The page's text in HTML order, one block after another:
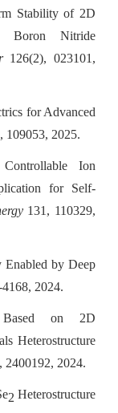
Stability of 2D
Boron Nitride
126(2), 023101,
for Advanced
109053, 2025.
Ion
for Self-
131, 110329,
Enabled by Deep
2024.
Based on 2D
Heterostructure
2400192, 2024.
2 Heterostructure